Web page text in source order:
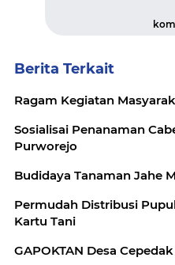
Berita Terkait
Ragam Kegiatan
Sosialisai Penanaman
Purworejo
Budidaya Tanaman Jahe
Permudah Distribusi
Kartu Tani
GAPOKTAN Desa Cepedak